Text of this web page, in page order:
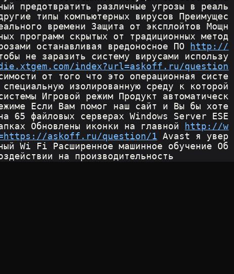
предотвратить различные угрозы в реаль
типы компьютерных вирусов Преимущес
времени Защита от эксплойтов Мощн
программ скрытых от традиционных метод
останавливая вредоносное ПО
http://
не заразить систему вирусами использу
index?url=askoff.ru/question
от того что это операционная систе
изолированную среду к которой
Игровой режим Продукт автоматическ
Если Вам помог наш сайт и Вы бы хоте
65 файловых серверах Windows Server ESE
Обновлены иконки на главной
http://w
askoff.ru/question/1 Avast я увер
Wi Fi Расширенное машинное обучение Об
на производительность